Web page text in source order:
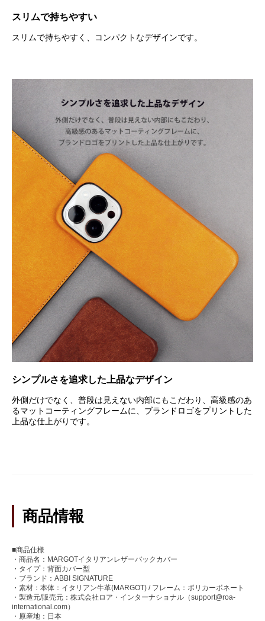
スリムで持ちやすい
スリムで持ちやすく、コンパクトなデザインです。
シンプルさを追求した上品なデザイン
外側だけでなく、普段は見えない内部にもこだわり、高級感のあ
るマットコーティングフレームに、ブランドロゴをプリントした
上品な仕上がりです。
商品情報
■商品仕様
・商品名：MARGOTイタリアンレザーバックカバー
・タイプ：背面カバー型
・ブランド：ABBI SIGNATURE
・素材：本体：イタリアン牛革(MARGOT) / フレーム：ポリカーボネート
・製造元/販売元：株式会社ロア・インターナショナル（support@roa-
international.com）
・原産地：日本